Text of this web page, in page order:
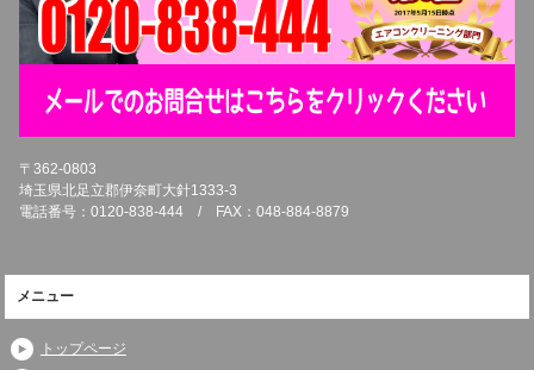
〒362-0803
埼玉県北足立郡伊奈町大針1333-3
電話番号：0120-838-444 / FAX：048-884-8879
メニュー
トップページ